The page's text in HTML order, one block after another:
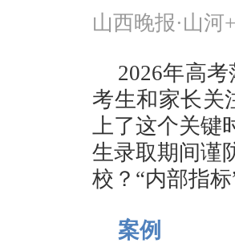
山西晚报·山河+
2026年高
考生和家长关
上了这个关键
生录取期间谨
校？“内部指标
案例